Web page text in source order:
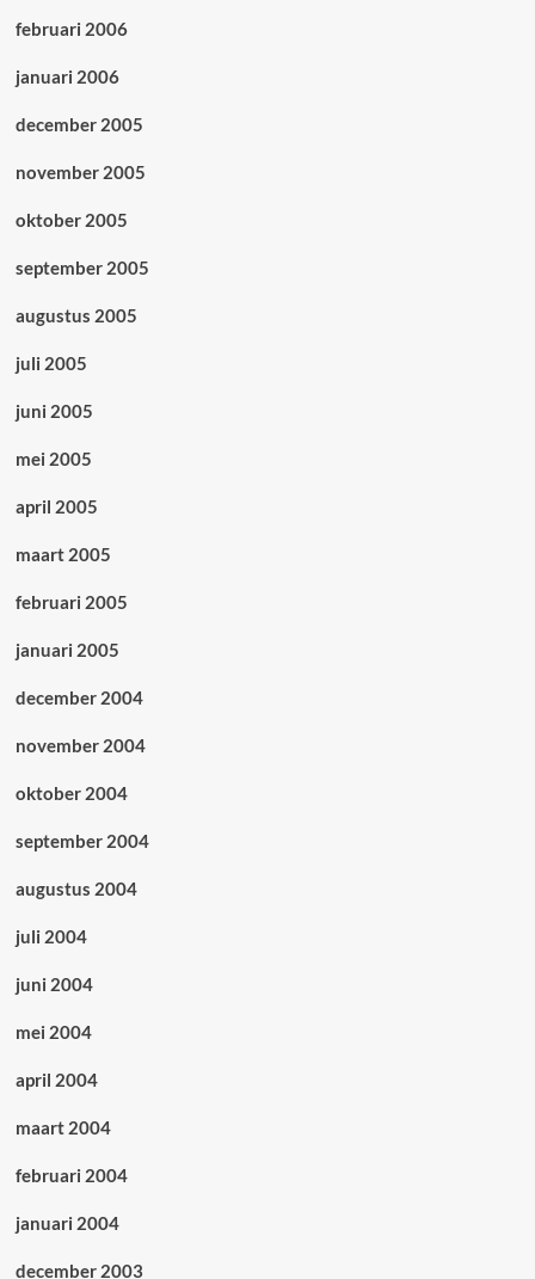
februari 2006
januari 2006
december 2005
november 2005
oktober 2005
september 2005
augustus 2005
juli 2005
juni 2005
mei 2005
april 2005
maart 2005
februari 2005
januari 2005
december 2004
november 2004
oktober 2004
september 2004
augustus 2004
juli 2004
juni 2004
mei 2004
april 2004
maart 2004
februari 2004
januari 2004
december 2003